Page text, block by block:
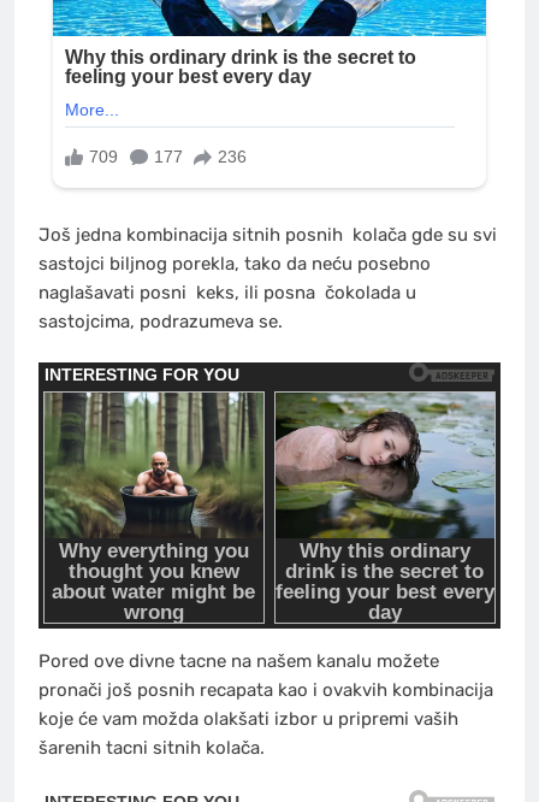
Još jedna kombinacija sitnih posnih kolača gde su svi
sastojci biljnog porekla, tako da neću posebno
naglašavati posni keks, ili posna čokolada u
sastojcima, podrazumeva se.
Pored ove divne tacne na našem kanalu možete
pronači još posnih recapata kao i ovakvih kombinacija
koje će vam možda olakšati izbor u pripremi vaših
šarenih tacni sitnih kolača.